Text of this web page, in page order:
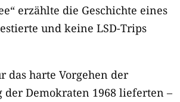
erzählte die Geschichte eines
und keine LSD-Trips
das harte Vorgehen der
der Demokraten 1968 lieferten –